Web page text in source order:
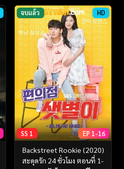
จบแล้ว HD
SS 1 EP 1-16
Backstreet Rookie (2020)
สะดุดรัก 24 ชั่วโมง ตอนที่ 1-